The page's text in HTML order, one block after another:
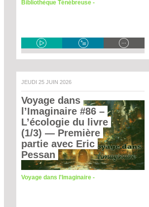
Bibliothèque Ténébreuse -
JEUDI 25 JUIN 2026
Voyage dans
l’Imaginaire #86 –
L’écologie du livre
(1/3) — Première
partie avec Eric
Pessan
Voyage dans l'Imaginaire -